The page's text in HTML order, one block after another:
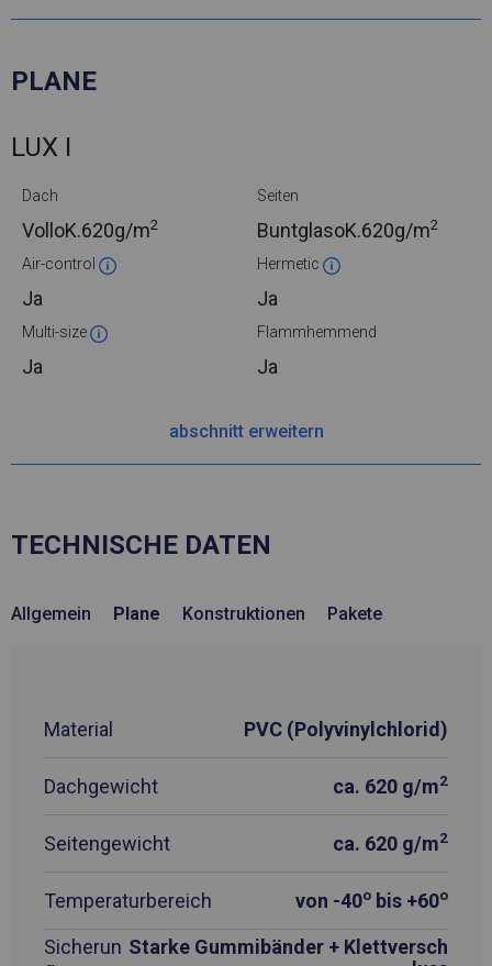
PLANE
LUX I
Dach
VolloK.620g/m2
Seiten
BuntglasoK.620g/m2
Air-control
Ja
Hermetic
Ja
Multi-size
Ja
Flammhemmend
Ja
abschnitt erweitern
TECHNISCHE DATEN
Allgemein Plane Konstruktionen Pakete
Material PVC (Polyvinylchlorid)
Dachgewicht ca. 620 g/m2
Seitengewicht ca. 620 g/m2
Temperaturbereich von -40o bis +60o
Sicherun Starke Gummibänder + Klettversch